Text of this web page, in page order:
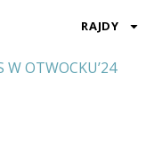
RAJDY
W OTWOCKU’24